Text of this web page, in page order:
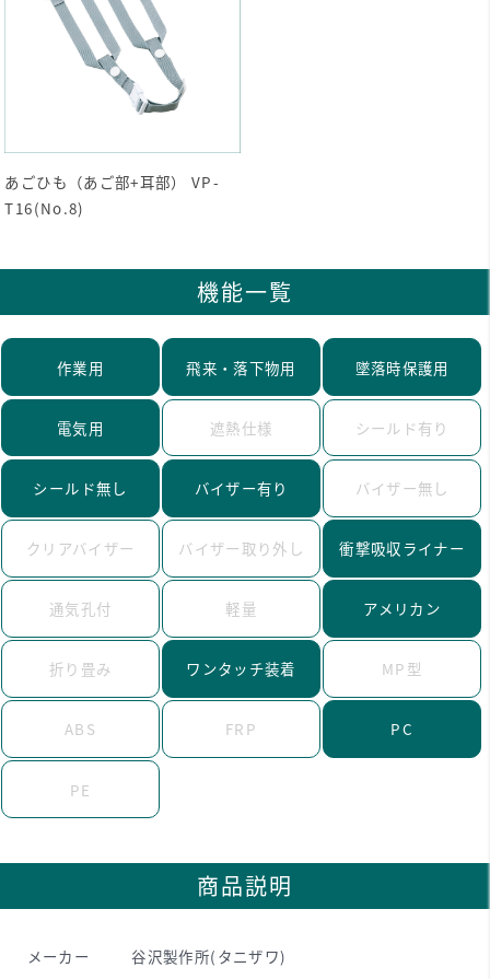
あごひも（あご部+耳部） VP-
T16(No.8)
機能一覧
作業用 飛来・落下物用 墜落時保護用
電気用 遮熱仕様 シールド有り
シールド無し バイザー有り バイザー無し
クリアバイザー バイザー取り外し 衝撃吸収ライナー
通気孔付 軽量 アメリカン
折り畳み ワンタッチ装着 MP型
ABS FRP PC
PE
商品説明
メーカー 谷沢製作所(タニザワ)